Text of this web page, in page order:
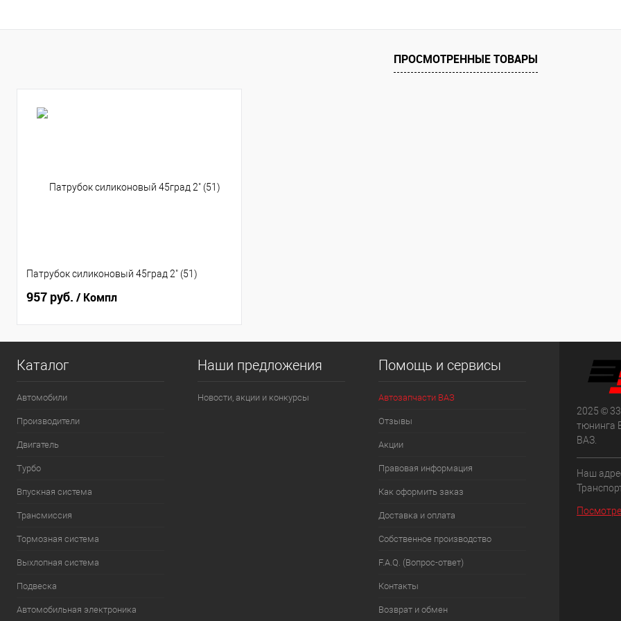
ПРОСМОТРЕННЫЕ ТОВАРЫ
Патрубок силиконовый 45град 2" (51)
957 руб. / Компл
Каталог
Автомобили
Производители
Двигатель
Турбо
Впускная система
Трансмиссия
Тормозная система
Выхлопная система
Подвеска
Автомобильная электроника
Наши предложения
Новости, акции и конкурсы
Помощь и сервисы
Автозапчасти ВАЗ
Отзывы
Акции
Правовая информация
Как оформить заказ
Доставка и оплата
Собственное производство
F.A.Q. (Вопрос-ответ)
Контакты
Возврат и обмен
2025 ©
тюнинга
ВАЗ.
Наш